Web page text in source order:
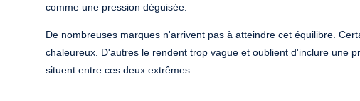
comme une pression déguisée.
De nombreuses marques n'arrivent pas à atteindre cet équilibre.
chaleureux. D'autres le rendent trop vague et oublient d'inclure une
situent entre ces deux extrêmes.